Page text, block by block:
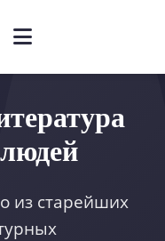
из старейших